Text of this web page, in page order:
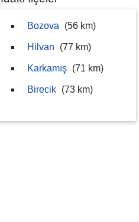
Bozova (56 km)
Hilvan (77 km)
Karkamış (71 km)
Birecik (73 km)